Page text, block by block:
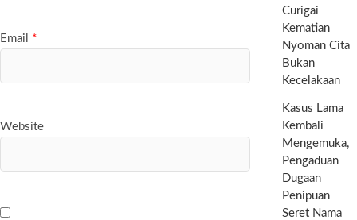
Email *
Website
Curigai
Kematian
Nyoman Cita
Bukan
Kecelakaan
Kasus Lama
Kembali
Mengemuka,
Pengaduan
Dugaan
Penipuan
Seret Nama